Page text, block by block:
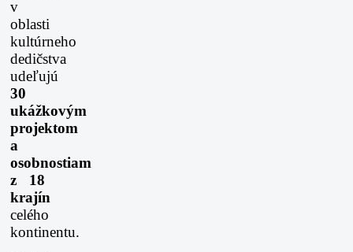
v
oblasti
kultúrneho
dedičstva
udeľujú
30
ukážkovým
projektom
a
osobnostiam
z 18
krajín
celého
kontinentu.